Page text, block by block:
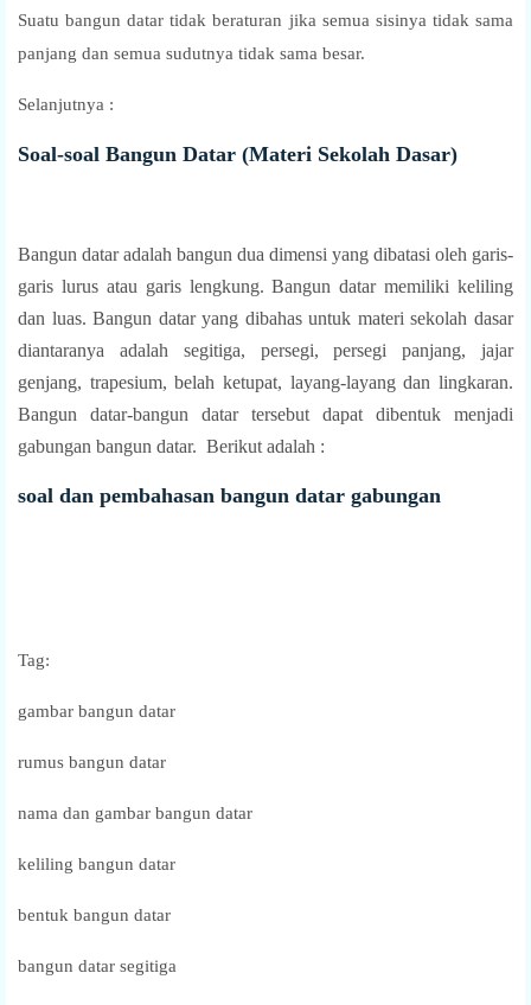
Suatu bangun datar tidak beraturan jika semua sisinya tidak sama
panjang dan semua sudutnya tidak sama besar.
Selanjutnya :
Soal-soal Bangun Datar (Materi Sekolah Dasar)
Bangun datar adalah bangun dua dimensi yang dibatasi oleh garis-
garis lurus atau garis lengkung. Bangun datar memiliki keliling
dan luas. Bangun datar yang dibahas untuk materi sekolah dasar
diantaranya adalah segitiga, persegi, persegi panjang, jajar
genjang, trapesium, belah ketupat, layang-layang dan lingkaran.
Bangun datar-bangun datar tersebut dapat dibentuk menjadi
gabungan bangun datar. Berikut adalah :
soal dan pembahasan bangun datar gabungan
Tag:
gambar bangun datar
rumus bangun datar
nama dan gambar bangun datar
keliling bangun datar
bentuk bangun datar
bangun datar segitiga